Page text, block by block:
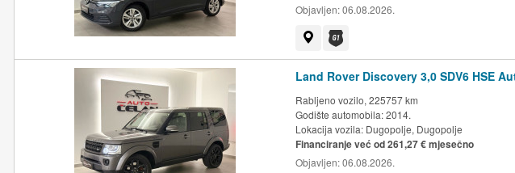
Objavljen:06.08.2026.
Land Rover Discovery 3,0 SDV6 HSE
Rabljeno vozilo, 225757 km
Godište automobila: 2014.
Lokacija vozila: Dugopolje, Dugopolje
Financiranje već od 261,27 € mjesečno
Objavljen:06.08.2026.